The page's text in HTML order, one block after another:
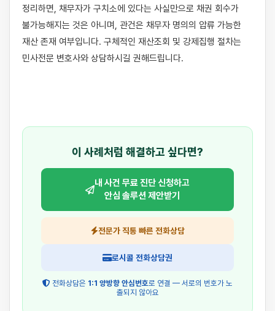
정리하면, 채무자가 구치소에 있다는 사실만으로 채권 회수가
불가능해지는 것은 아니며, 관건은 채무자 명의의 압류 가능한
재산 존재 여부입니다. 구체적인 재산조회 및 강제집행 절차는
민사전문 변호사와 상담하시길 권해드립니다.
이 사례처럼 해결하고 싶다면?
내 사건 무료 진단 신청하고
안심 솔루션 제안받기
전문가 직통 빠른 전화상담
로시콜 전화상담권
전화상담은 1:1 양방향 안심번호로 연결 — 서로의 번호가 노
출되지 않아요